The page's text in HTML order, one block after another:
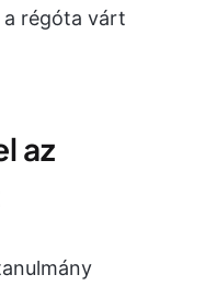
régóta várt
az